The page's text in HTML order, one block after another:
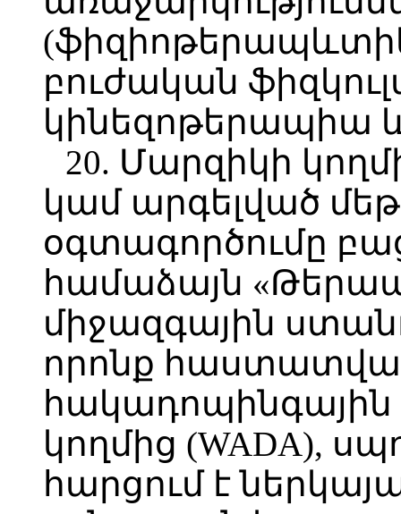
բուժական
կինեզոթերապիա և
20. Մարզիկի
կամ արգելված
օգտագործումը
համաձայն
միջազգային
որոնք
կողմից (WADA),
հարցում է